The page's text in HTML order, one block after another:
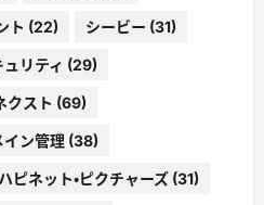
ト (22) シービー (31)
リティ (29)
クスト (69)
イン管理 (38)
ハピネット・ピクチャーズ (31)